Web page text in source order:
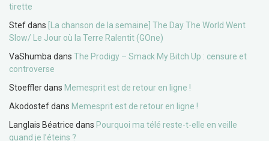
tirette
Stefdans
[La chanson de la semaine] The Day The World Went
Slow/ Le Jour où la Terre Ralentit (GOne)
VaShumbadans The Prodigy – Smack My Bitch Up : censure et
controverse
Stoefflerdans Memesprit est de retour en ligne !
Akodostefdans Memesprit est de retour en ligne !
Langlais Béatrice dans Pourquoi ma télé reste-t-elle en veille
quand je l’éteins ?